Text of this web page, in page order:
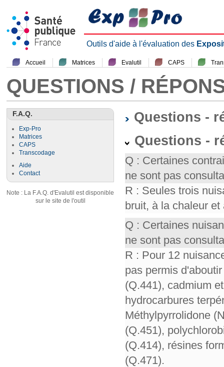
Outils d'aide à l'évaluation des
Accueil Matrices Evalutil CAPS
QUESTIONS /
F.A.Q.
Exp-Pro
Matrices
CAPS
Transcodage
Aide
Contact
Note : La F.A.Q. d'Evalutil est disponible
sur le site de l'outil
Questions -
Questions -
Q : Certaines
ne sont pas
R : Seules trois
bruit, à la chaleur et
Q : Certaines
ne sont pas
R : Pour 12
pas permis
(Q.441), cadmium
hydrocarbures
Méthylpyrrolidone
(Q.451),
(Q.414), résines
(Q.471).